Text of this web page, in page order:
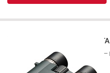
商品コ